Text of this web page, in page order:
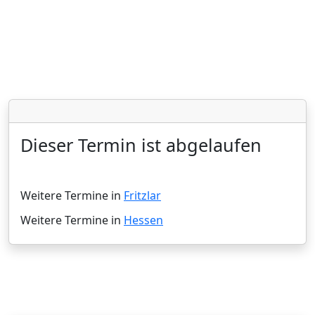
Dieser Termin ist abgelaufen
Weitere Termine in Fritzlar
Weitere Termine in Hessen